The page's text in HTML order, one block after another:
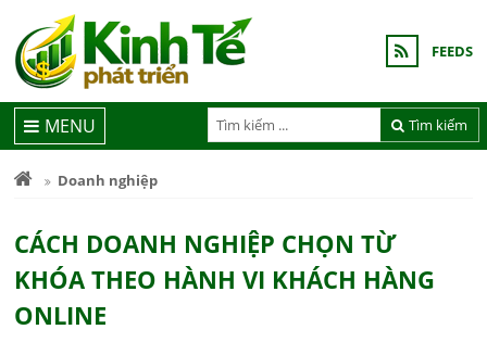
FEEDS
Tìm kiếm
MENU
Doanh nghiệp
CÁCH DOANH NGHIỆP CHỌN TỪ
KHÓA THEO HÀNH VI KHÁCH HÀNG
ONLINE